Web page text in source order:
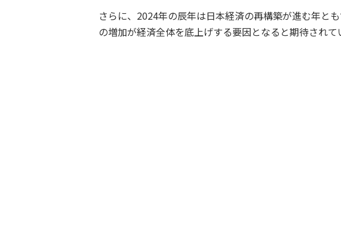
さらに、2024年の辰年は日本経済の再構築が進む年と
の増加が経済全体を底上げする要因となると期待されて